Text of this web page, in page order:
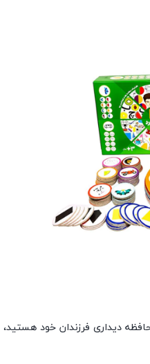
دیداری فرزندان خود هستید،